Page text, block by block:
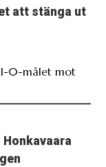
att stänga ut
0-målet mot
Honkavaara